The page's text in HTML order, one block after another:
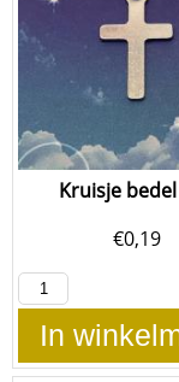
Kruisje bedel
€0,19
In